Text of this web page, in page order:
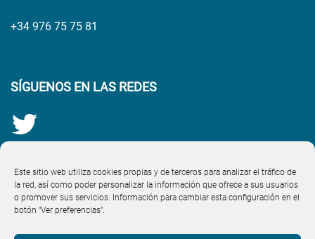
Este sitio web utiliza cookies propias y de terceros para analizar el tráfico de
la red, así como poder personalizar la información que ofrece a sus usuarios
o promover sus servicios. Información para cambiar esta configuración en el
botón "Ver preferencias".
+34 976 75 75 81
SÍGUENOS EN LAS REDES